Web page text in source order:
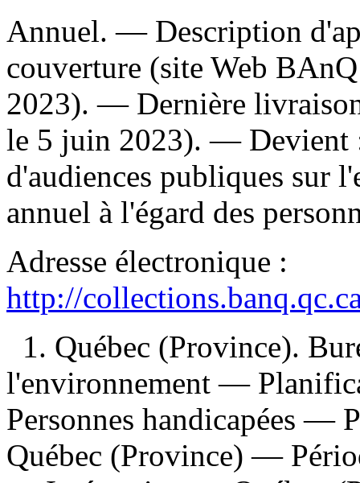
Annuel. — Description
couverture (site Web
2023). — Dernière
le 5 juin 2023). —
d'audiences publiques sur
annuel à l'égard des
Adresse électronique :
http://
1. Québec (Province).
l'environnement —
Personnes handicapées —
Québec (Province) —